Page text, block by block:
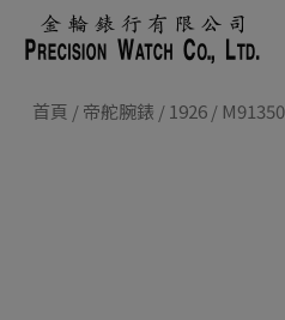
content
首頁 /帝舵腕錶 / 1926/